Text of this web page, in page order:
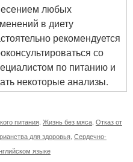
любых
в диету
рекомендуется
со
по питанию и
некоторые анализы.
питания Жизнь без мяса Отказ от
для здоровья Сердечно-
языке